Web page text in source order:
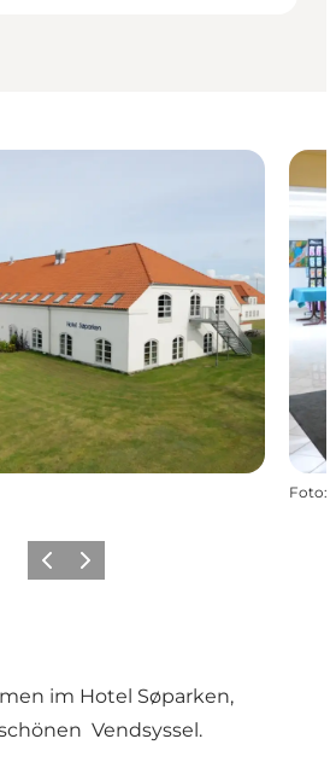
Foto:
ZurückWeiter
im Hotel Søparken,
Vendsyssel.